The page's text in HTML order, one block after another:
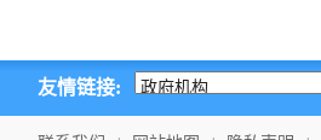
友情链接: